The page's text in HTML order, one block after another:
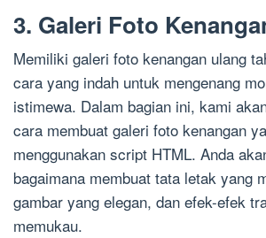
3. Galeri Foto
Memiliki galeri foto kenangan ulang
cara yang indah untuk mengenang
istimewa. Dalam bagian ini, kami
cara membuat galeri foto kenangan
menggunakan script HTML. Anda
bagaimana membuat tata letak yang
gambar yang elegan, dan efek-efek
memukau.